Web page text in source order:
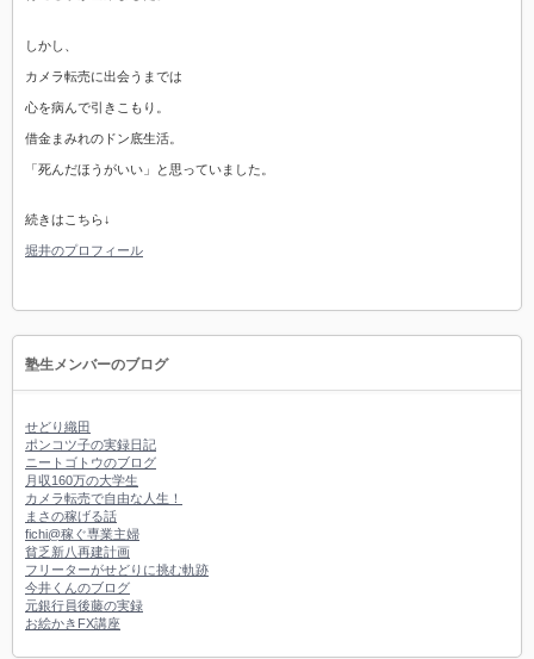
しかし、
カメラ転売に出会うまでは
心を病んで引きこもり。
借金まみれのドン底生活。
「死んだほうがいい」と思っていました。
続きはこちら↓
堀井のプロフィール
塾生メンバーのブログ
せどり織田
ポンコツ子の実録日記
ニートゴトウのブログ
月収160万の大学生
カメラ転売で自由な人生！
まさの稼げる話
fichi@稼ぐ専業主婦
貧乏新八再建計画
フリーターがせどりに挑む軌跡
今井くんのブログ
元銀行員後藤の実録
お絵かきFX講座